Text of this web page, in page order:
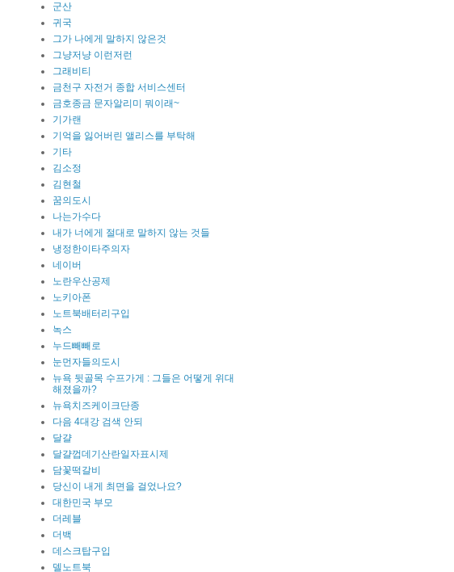
군산
귀국
그가 나에게 말하지 않은것
그냥저냥 이런저런
그래비티
금천구 자전거 종합 서비스센터
금호종금 문자알리미 뭐이래~
기가랜
기억을 잃어버린 앨리스를 부탁해
기타
김소정
김현철
꿈의도시
나는가수다
내가 너에게 절대로 말하지 않는 것들
냉정한이타주의자
네이버
노란우산공제
노키아폰
노트북배터리구입
녹스
누드빼빼로
눈먼자들의도시
뉴욕 뒷골목 수프가게 : 그들은 어떻게 위대
해졌을까?
뉴욕치즈케이크단종
다음 4대강 검색 안되
달걀
달걀껍데기산란일자표시제
담꽃떡갈비
당신이 내게 최면을 걸었나요?
대한민국 부모
더레블
더백
데스크탑구입
델노트북